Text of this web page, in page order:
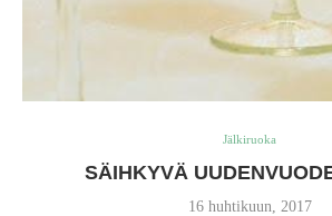
Jälkiruoka
SÄIHKYVÄ
16 huhtikuun, 2017